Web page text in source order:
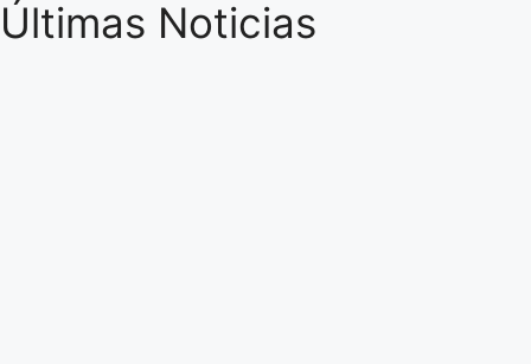
Últimas Noticias